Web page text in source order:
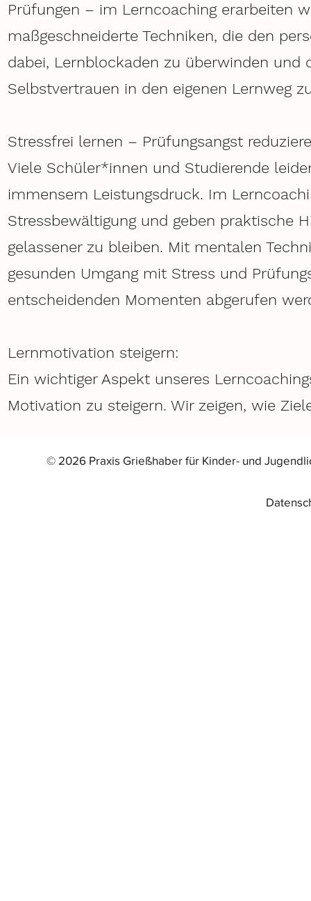
Prüfungen – im Lerncoaching erarbeiten
maßgeschneiderte Techniken, die den
dabei, Lernblockaden zu überwinden
Selbstvertrauen in den eigenen Lernweg
Stressfrei lernen – Prüfungsangst
Viele Schüler*innen und Studierende
immensem Leistungsdruck. Im
Stressbewältigung und geben praktische
gelassener zu bleiben. Mit mentalen
gesunden Umgang mit Stress und
entscheidenden Momenten abgerufen
Lernmotivation steigern:
Ein wichtiger Aspekt unseres
Motivation zu steigern. Wir zeigen, wie
© 2026 Praxis Grießhaber für Kinder- und